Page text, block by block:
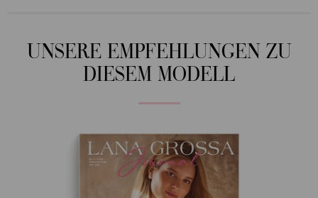
UNSERE EMPFEHLUNGEN ZU
DIESEM MODELL